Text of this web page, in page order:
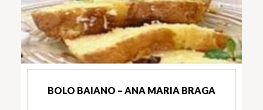
BOLO BAIANO – ANA MARIA BRAGA